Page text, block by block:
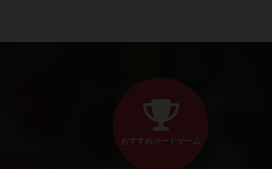
おすすめボードゲーム